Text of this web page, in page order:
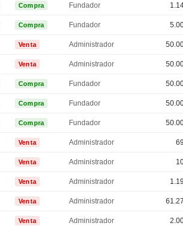
Compra Fundador
Compra Fundador
Venta Administrador
Venta Administrador
Compra Fundador
Compra Fundador
Compra Fundador
Venta Administrador
Venta Administrador
Venta Administrador
Venta Administrador
Venta Administrador